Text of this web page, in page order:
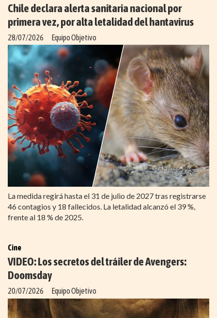
Chile declara alerta sanitaria nacional por
primera vez, por alta letalidad del hantavirus
Equipo Objetivo
28/07/2026
La medida regirá hasta el 31 de julio de 2027 tras registrarse
46 contagios y 18 fallecidos. La letalidad alcanzó el 39 %,
frente al 18 % de 2025.
VIDEO: Los secretos del tráiler de Avengers:
Doomsday
Equipo Objetivo
Cine
20/07/2026